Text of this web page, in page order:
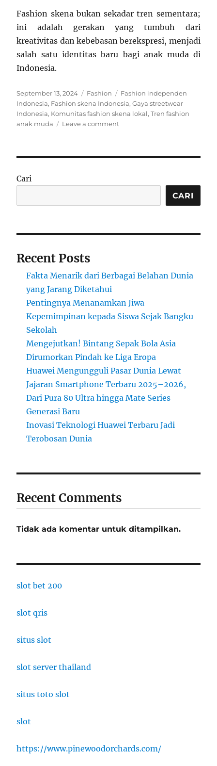
Fashion skena bukan sekadar tren sementara;
ini adalah gerakan yang tumbuh dari
kreativitas dan kebebasan berekspresi, menjadi
salah satu identitas baru bagi anak muda di
Indonesia.
Posted
on
September 13, 2024 Categories
Fashion Tags
Fashion independen
Indonesia, Fashion skena Indonesia,Gaya streetwear
Indonesia, Komunitas fashion skena lokal,Tren fashion
anak muda
Leave a commenton
Muda
Cari
CARI
Recent Posts
Fakta Menarik dari Berbagai Belahan Dunia
yang Jarang Diketahui
Pentingnya Menanamkan Jiwa
Kepemimpinan kepada Siswa Sejak Bangku
Sekolah
Mengejutkan! Bintang Sepak Bola Asia
Dirumorkan Pindah ke Liga Eropa
Huawei Mengungguli Pasar Dunia Lewat
Jajaran Smartphone Terbaru 2025–2026,
Dari Pura 80 Ultra hingga Mate Series
Generasi Baru
Inovasi Teknologi Huawei Terbaru Jadi
Terobosan Dunia
Recent Comments
Tidak ada komentar untuk ditampilkan.
slot bet 200
slot qris
situs slot
slot server thailand
situs toto slot
slot
https://www.pinewoodorchards.com/